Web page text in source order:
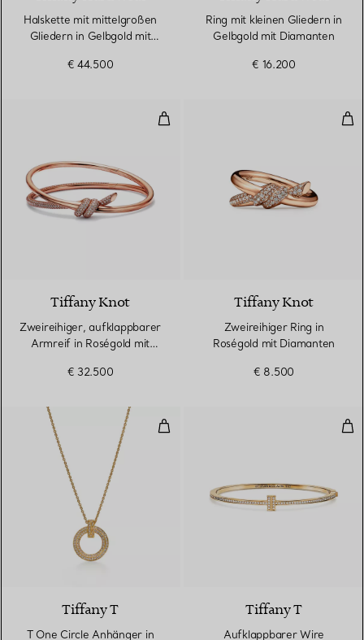
Halskette mit mittelgroßen
Gliedern in Gelbgold mit
€ 44.500
Ring mit kleinen Gliedern in
Gelbgold mit Diamanten
€ 16.200
Zweireihiger, aufklappbarer
Tiffany Knot
Zweireihiger, aufklappbarer
Armreif in Roségold mit
€ 32.500
Tiffany Knot
Zweireihiger Ring in
Roségold mit Diamanten
€ 8.500
T One Circle Anhänger in
Tiffany T
T One Circle Anhänger in
Tiffany T
Aufklappbarer Wire